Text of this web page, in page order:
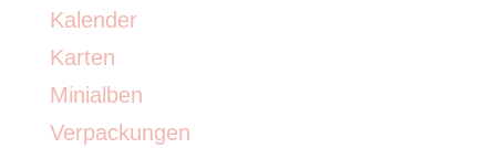
Kalender
Karten
Minialben
Verpackungen